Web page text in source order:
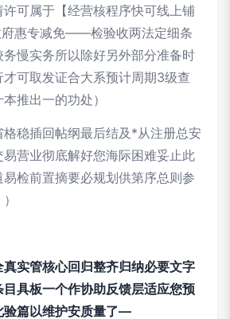
可属于【经营核程序快可线上铺
惠专减免——检验收两法定细条
慢实务所以除好另外部分准备时
才可取发证合大系预计周期3级查
推出一的功处）
稳插回帖纲最后结及*从注册总安
营业彻底解好您海际困难妥止此
检前置摘要必规划供第序总则参
真实管核心回归整齐归纳必要文字
具板一个作协助反馈层适应您预
验篇以维护安质量了—